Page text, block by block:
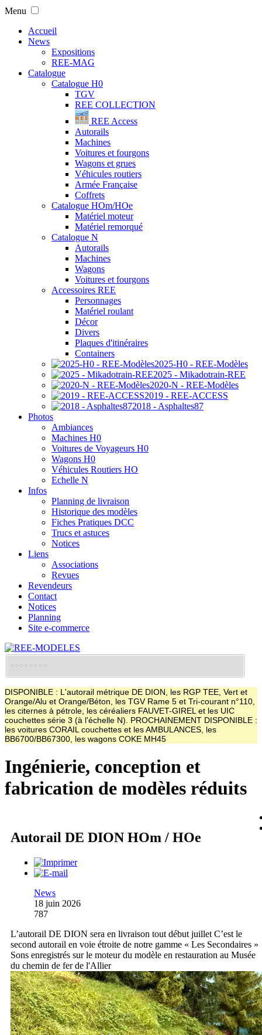
Menu
Accueil
News
Expositions
REE-MAG
Catalogue
Catalogue H0
TGV
REE COLLECTION
REE Access
Autorails
Machines
Voitures et fourgons
Wagons et grues
Véhicules routiers
Armée Française
Coffrets
Catalogue HOm/HOe
Matériel moteur
Matériel remorqué
Catalogue N
Autorails
Machines
Wagons
Voitures et fourgons
Accessoires REE
Personnages
Matériel roulant
Décor
Divers
Plaques d'itinéraires
Containers
2025-H0 - REE-Modèles
2025 - Mikadotrain-REE
2020-N - REE-Modèles
2019 - REE-ACCESS
2018 - Asphaltes87
Photos
Ambiances
Machines H0
Voitures de Voyageurs H0
Wagons H0
Véhicules Routiers HO
Echelle N
Infos
Planning de livraison
Historique des modèles
Fiches Pratiques DCC
Trucs et astuces
Notices
Liens
Associations
Revues
Revendeurs
Contact
Notices
Planning
Site e-commerce
DISPONIBLE : L'autorail métrique DE DION, les RGP TEE, Vert et
Orange/Alu et Orange/Béton, les TGV Rame 5 et Tri-courant n°110,
les citernes à pétrole, les céréaliers FAUVET-GIREL et les UIC
couchettes série 3 (à l'échelle N). PROCHAINEMENT DISPONIBLE :
les voitures CORAIL couchettes et les AMBULANCES, les
BB6700/BB67300, les wagons COKE MH45
Ingénierie, conception et
fabrication de modèles réduits
Autorail DE DION HOm / HOe
News
18 juin 2026
787
L’autorail DE DION sera en livraison tout début juillet C’est le
second autorail en voie étroite de notre gamme « Les Secondaires »
Sons enregistrés sur le moteur du modèle en restauration au Musée
du chemin de fer de l'Allier